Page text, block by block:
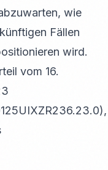
wie
Fällen
wird.
vom 16.